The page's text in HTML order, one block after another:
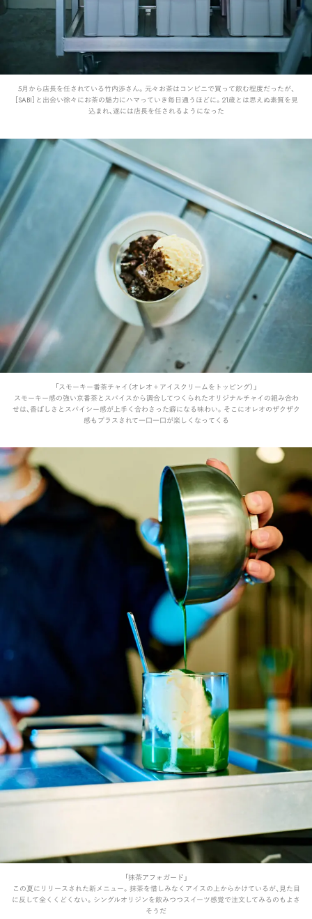
5月から店長を任されている竹内渉さん。元々お茶はコンビニで買って飲む程度だったが、
［SABI］と出会い徐々にお茶の魅力にハマっていき毎日通うほどに。21歳とは思えぬ素質を見
込まれ、遂には店長を任されるようになった
「スモーキー番茶チャイ（オレオ＋アイスクリームをトッピング）」
スモーキー感の強い京番茶とスパイスから調合してつくられたオリジナルチャイの組み合わ
せは、香ばしさとスパイシー感が上手く合わさった癖になる味わい。そこにオレオのザクザク
感もプラスされて一口一口が楽しくなってくる
「抹茶アフォガード」
この夏にリリースされた新メニュー。抹茶を惜しみなくアイスの上からかけているが、見た目
に反して全くくどくない。シングルオリジンを飲みつつスイーツ感覚で注文してみるのもよさ
そうだ